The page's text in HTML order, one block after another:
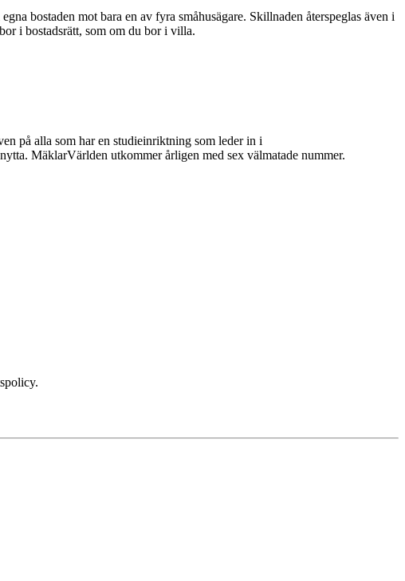
bostaden mot bara en av fyra småhusägare. Skillnaden återspeglas även i
i bostadsrätt, som om du bor i villa.
på alla som har en studieinriktning som leder in i
MäklarVärlden utkommer årligen med sex välmatade nummer.